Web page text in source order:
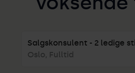
Salgskonsulent - 2 ledige
Oslo, Fulltid